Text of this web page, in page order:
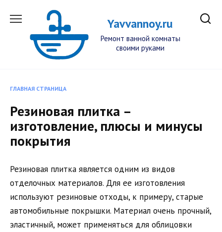
Yavvannoy.ru
Ремонт ванной комнаты
своими руками
ГЛАВНАЯ СТРАНИЦА
Резиновая плитка –
изготовление, плюсы и минусы
покрытия
Резиновая плитка является одним из видов
отделочных материалов. Для ее изготовления
используют резиновые отходы, к примеру, старые
автомобильные покрышки. Материал очень прочный,
эластичный, может применяться для облицовки